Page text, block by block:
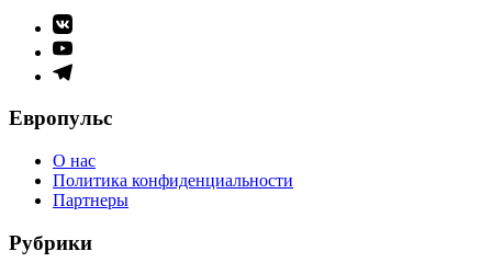
Элемент
меню
Элемент
меню
Элемент
Европульс
О нас
Политика конфиденциальности
Партнеры
Рубрики